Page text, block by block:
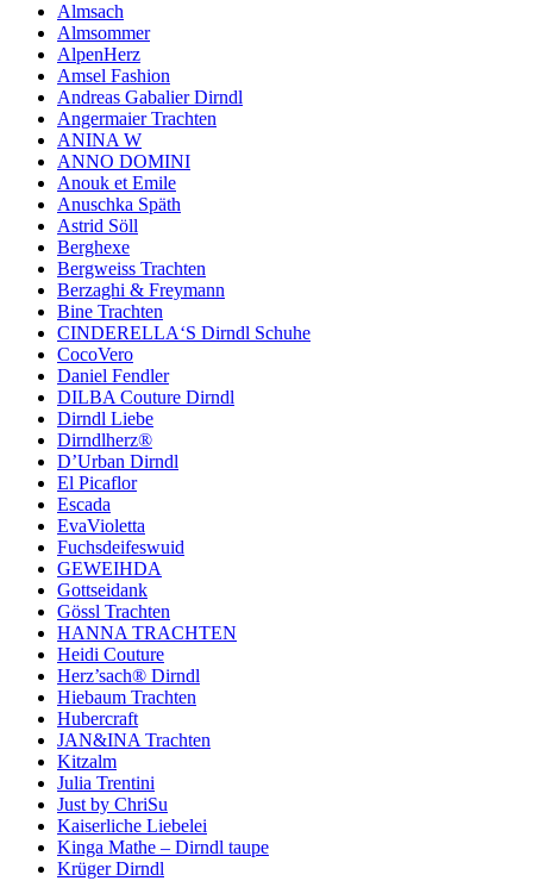
Almsach
Almsommer
AlpenHerz
Amsel Fashion
Andreas Gabalier Dirndl
Angermaier Trachten
ANINA W
ANNO DOMINI
Anouk et Emile
Anuschka Späth
Astrid Söll
Berghexe
Bergweiss Trachten
Berzaghi & Freymann
Bine Trachten
CINDERELLA‘S Dirndl Schuhe
CocoVero
Daniel Fendler
DILBA Couture Dirndl
Dirndl Liebe
Dirndlherz®
D’Urban Dirndl
El Picaflor
Escada
EvaVioletta
Fuchsdeifeswuid
GEWEIHDA
Gottseidank
Gössl Trachten
HANNA TRACHTEN
Heidi Couture
Herz’sach® Dirndl
Hiebaum Trachten
Hubercraft
JAN&INA Trachten
Kitzalm
Julia Trentini
Just by ChriSu
Kaiserliche Liebelei
Kinga Mathe – Dirndl taupe
Krüger Dirndl